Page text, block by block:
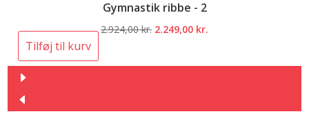
Gymnastik ribbe - 2
2.924,00kr. Den
2.249,00 kr.
Tilføj til kurv